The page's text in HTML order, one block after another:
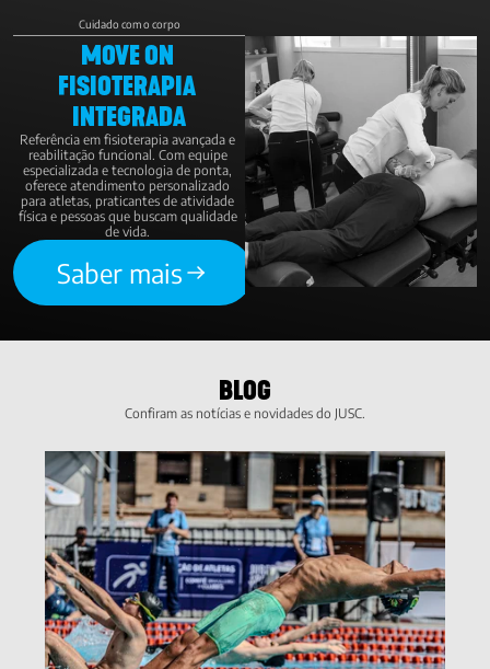
Cuidado com o corpo
MOVE ON
FISIOTERAPIA
INTEGRADA
Referência em fisioterapia avançada e
reabilitação funcional. Com equipe
especializada e tecnologia de ponta,
oferece atendimento personalizado
para atletas, praticantes de atividade
física e pessoas que buscam qualidade
de vida.
Saber mais
BLOG
Confiram as notícias e novidades do JUSC.